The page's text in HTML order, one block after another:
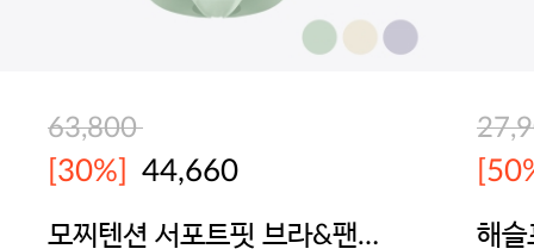
63,800
[30%] 44,660
모찌텐션 서포트핏 브라&팬
해슬